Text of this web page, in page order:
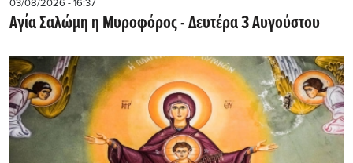
03/08/2026 - 16:37
Αγία Σαλώμη η Μυροφόρος - Δευτέρα 3 Αυγούστου